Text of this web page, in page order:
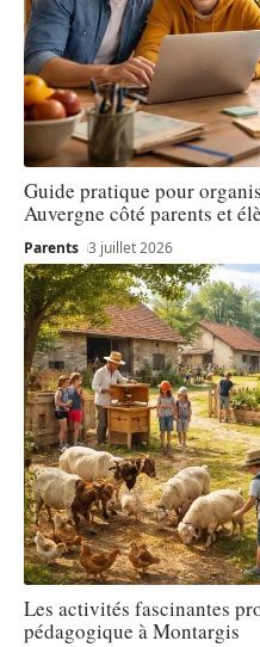
Guide pratique pour
Auvergne côté parents et
Parents 3 juillet 2026
Les activités fascinantes
pédagogique à Montargis